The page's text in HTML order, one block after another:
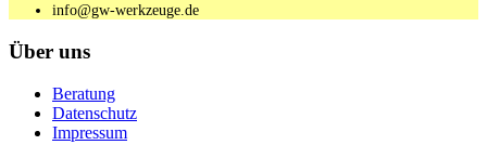
info@gw-werkzeuge.de
Über uns
Beratung
Datenschutz
Impressum